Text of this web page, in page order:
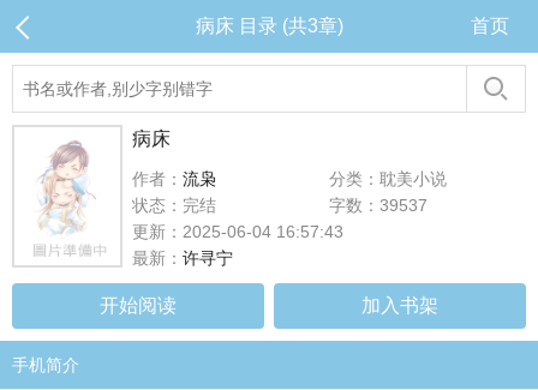
病床 目录 (共3章) 首页
病床
作者： 流枭
分类：耽美小说
状态：完结
字数：39537
更新：2025-06-04 16:57:43
最新： 许寻宁
开始阅读 加入书架
手机简介